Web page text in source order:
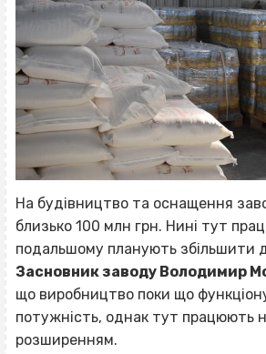
На будівництво та оснащення
близько 100 млн грн. Нині тут
подальшому планують збільшити
Засновник заводу Володимир
що виробництво поки що
потужність, однак тут працюють
розширенням.